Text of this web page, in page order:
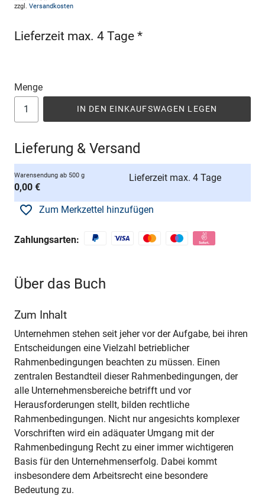
zzgl. Versandkosten
Lieferzeit max. 4 Tage *
Menge
IN DEN EINKAUFSWAGEN LEGEN
Lieferung & Versand
Warensendung ab 500 g
0,00 €
Lieferzeit max. 4 Tage
Zum Merkzettel hinzufügen
Zahlungsarten:
Über das Buch
Zum Inhalt
Unternehmen stehen seit jeher vor der Aufgabe, bei ihren
Entscheidungen eine Vielzahl betrieblicher
Rahmenbedingungen beachten zu müssen. Einen
zentralen Bestandteil dieser Rahmenbedingungen, der
alle Unternehmensbereiche betrifft und vor
Herausforderungen stellt, bilden rechtliche
Rahmenbedingungen. Nicht nur angesichts komplexer
Vorschriften wird ein adäquater Umgang mit der
Rahmenbedingung Recht zu einer immer wichtigeren
Basis für den Unternehmenserfolg. Dabei kommt
insbesondere dem Arbeitsrecht eine besondere
Bedeutung zu.